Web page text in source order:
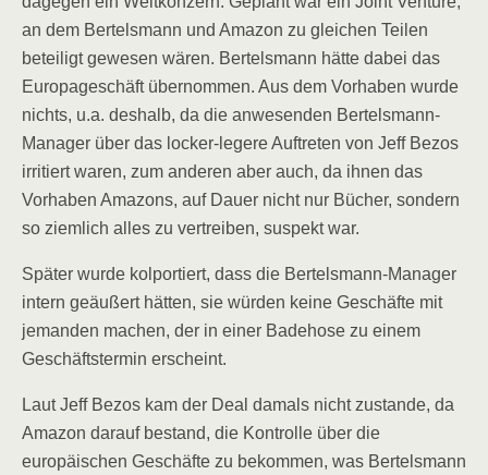
an dem Bertelsmann und Amazon zu gleichen Teilen
beteiligt gewesen wären. Bertelsmann hätte dabei das
Europageschäft übernommen. Aus dem Vorhaben wurde
nichts, u.a. deshalb, da die anwesenden Bertelsmann-
Manager über das locker-legere Auftreten von Jeff Bezos
irritiert waren, zum anderen aber auch, da ihnen das
Vorhaben Amazons, auf Dauer nicht nur Bücher, sondern
so ziemlich alles zu vertreiben, suspekt war.
Später wurde kolportiert, dass die Bertelsmann-Manager
intern geäußert hätten, sie würden keine Geschäfte mit
jemanden machen, der in einer Badehose zu einem
Geschäftstermin erscheint.
Laut Jeff Bezos kam der Deal damals nicht zustande, da
Amazon darauf bestand, die Kontrolle über die
europäischen Geschäfte zu bekommen, was Bertelsmann